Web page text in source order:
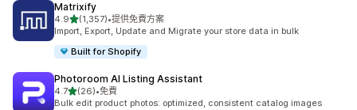
Matrixify
4.9滿分 5 顆星
(1,357)
共有 1357 則評價
•提供免費方案
Import, Export, Update and Migrate your store data in bulk
Built for Shopify
Photoroom AI Listing Assistant
4.7滿分 5 顆星
(26)
共有 26 則評價
•免費
Bulk edit product photos: optimized, consistent catalog images